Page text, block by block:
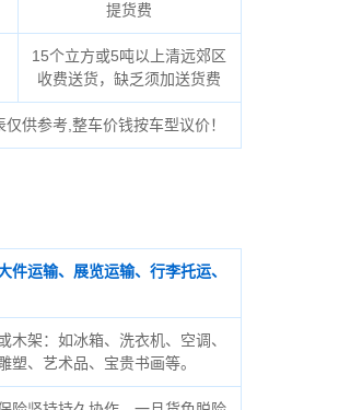
提货费
15个立方或5吨以上清远郊区
收费送货，缺乏须加送货费
供参考,整车价钱按车型议价！
运输、展览运输、行李托运、
木架：如冰箱、洗衣机、空调、
塑、艺术品、宝贵书画等。